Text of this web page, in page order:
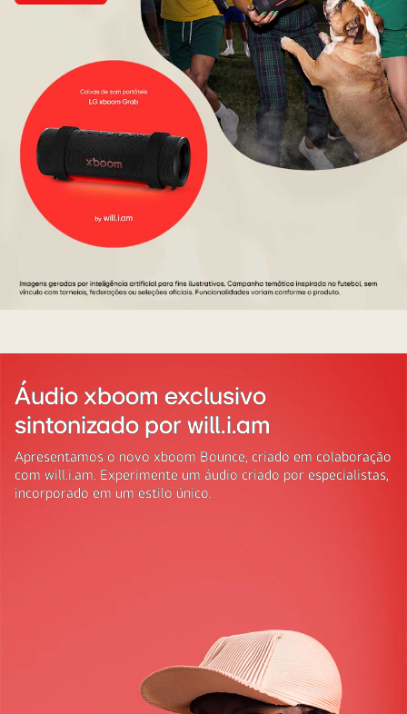
Áudio xboom exclusivo
sintonizado por will.i.am
Apresentamos o novo xboom Bounce, criado em colaboração
com will.i.am. Experimente um áudio criado por especialistas,
incorporado em um estilo único.